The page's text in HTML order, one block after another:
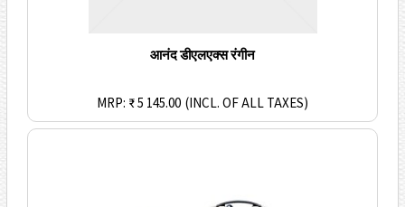
आनंद डीएलएक्स रंगीन
MRP: ₹ 5 145.00 (INCL. OF ALL TAXES)